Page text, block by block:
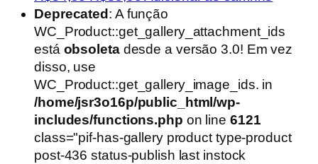
preço
original
era:
R$54,90.
preço
atual
é:
Deprecated: A função
WC_Product::get_gallery_attachment_ids
está obsoletadesde a versão 3.0! Em vez
disso, use
WC_Product::get_gallery_image_ids. in
/home/jsr3o16p/public_html/wp-
includes/functions.php on line 6121
class="pif-has-gallery product type-product
post-436 status-publish last instock